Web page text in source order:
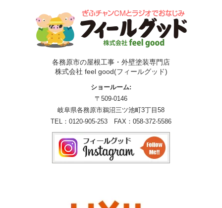
各務原市の屋根工事・外壁塗装専門店
株式会社 feel good(フィールグッド)
ショールーム:
〒509-0146
岐阜県各務原市鵜沼三ツ池町3丁目58
TEL： 0120-905-253 FAX：058-372-5586